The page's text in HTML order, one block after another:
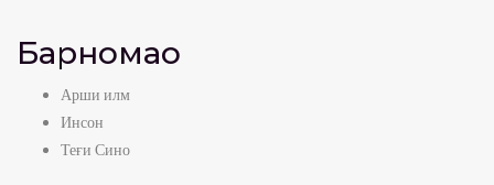
Барномаҳо
Арши илм
Инсон
Теғи Сино